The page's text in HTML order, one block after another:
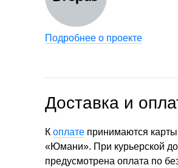
Подробнее о проекте
Доставка и
К оплате принимаются
«Юмани». При курьерской
предусмотрена оплата по